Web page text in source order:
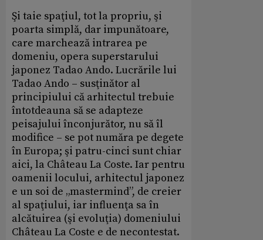
Şi taie spaţiul, tot la propriu, şi
poarta simplă, dar impunătoare,
care marchează intrarea pe
domeniu, opera superstarului
japonez Tadao Ando. Lucrările lui
Tadao Ando – susţinător al
principiului că arhitectul trebuie
întotdeauna să se adapteze
peisajului înconjurător, nu să îl
modifice – se pot număra pe degete
în Europa; şi patru-cinci sunt chiar
aici, la Château La Coste. Iar pentru
oamenii locului, arhitectul japonez
e un soi de „mastermind”, de creier
al spaţiului, iar influenţa sa în
alcătuirea (şi evoluţia) domeniului
Château La Coste e de necontestat.